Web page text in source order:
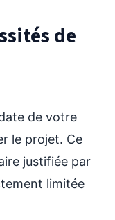
de
de votre
le projet. Ce
justifiée par
limitée